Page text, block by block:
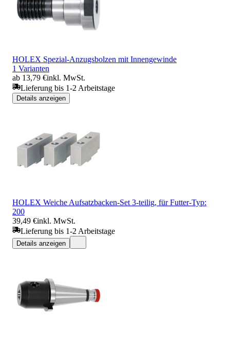
HOLEX Spezial-Anzugsbolzen mit Innengewinde
1 Varianten
ab 13,79 €inkl. MwSt.
Lieferung bis 1-2 Arbeitstage
Details anzeigen
HOLEX Weiche Aufsatzbacken-Set 3-teilig, für Futter-Typ:
200
39,49 €inkl. MwSt.
Lieferung bis 1-2 Arbeitstage
Details anzeigen